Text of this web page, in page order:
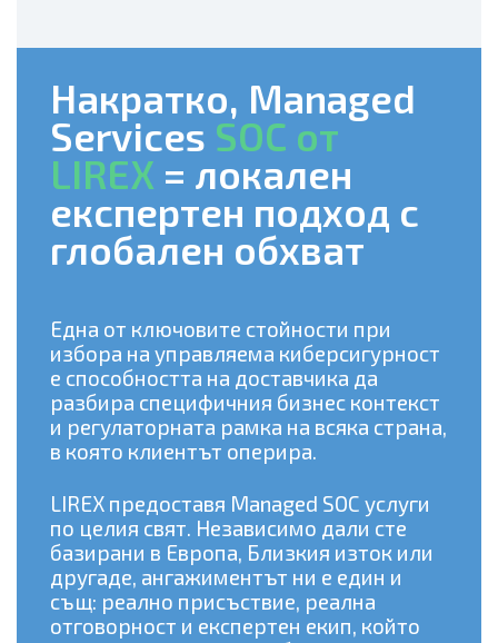
Накратко, Managed
Services SOC от
LIREX = локален
експертен подход с
глобален обхват
Една от ключовите стойности при
избора на управляема киберсигурност
е способността на доставчика да
разбира специфичния бизнес контекст
и регулаторната рамка на всяка страна,
в която клиентът оперира.
LIREX предоставя Managed SOC услуги
по целия свят. Независимо дали сте
базирани в Европа, Близкия изток или
другаде, ангажиментът ни е един и
същ: реално присъствие, реална
отговорност и експертен екип, който